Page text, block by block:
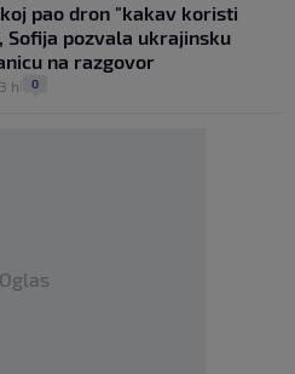
pao dron "kakav koristi
Sofija pozvala ukrajinsku
na razgovor
h 0
Oglas